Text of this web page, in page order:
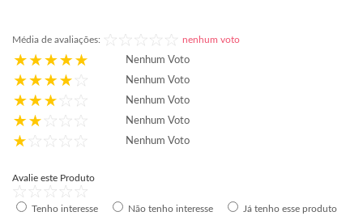
Média de avaliações: nenhum voto
Nenhum Voto
Nenhum Voto
Nenhum Voto
Nenhum Voto
Nenhum Voto
Avalie este Produto
Tenho interesse Não tenho interesse Já tenho esse produto